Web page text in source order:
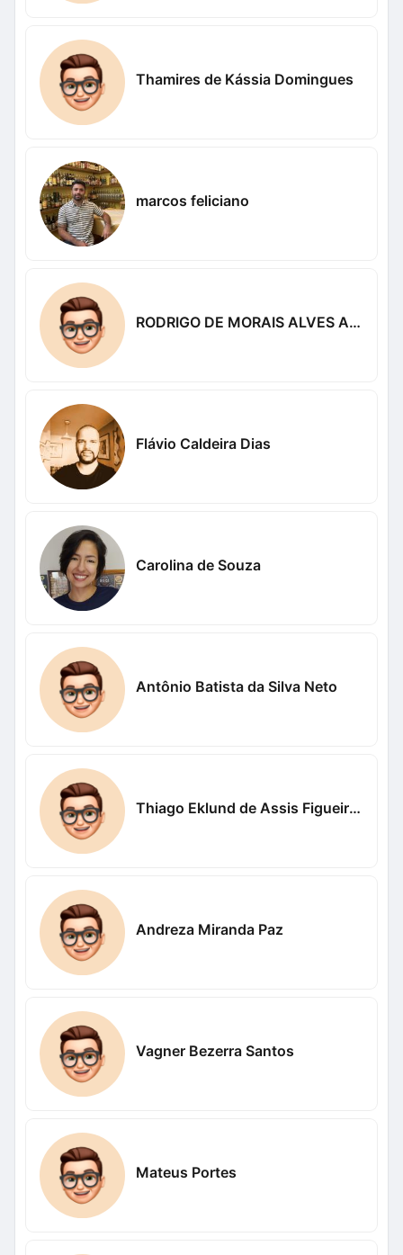
Thamires de Kássia Domingues
marcos feliciano
RODRIGO DE MORAIS ALVES ALVES
Flávio Caldeira Dias
Carolina de Souza
Antônio Batista da Silva Neto
Thiago Eklund de Assis Figueiredo
Andreza Miranda Paz
Vagner Bezerra Santos
Mateus Portes